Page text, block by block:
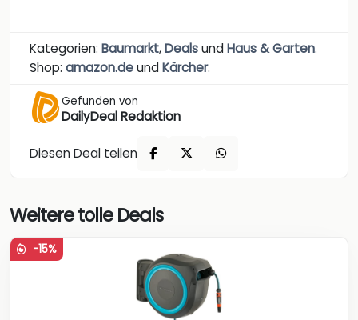
Kategorien: Baumarkt,DealsundHaus & Garten.
Shop: amazon.deundKärcher.
Gefunden von
DailyDeal Redaktion
Diesen Deal teilen
Weitere tolle Deals
-15%